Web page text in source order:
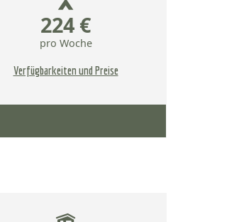
224 €
pro Woche
Verfügbarkeiten und Preise